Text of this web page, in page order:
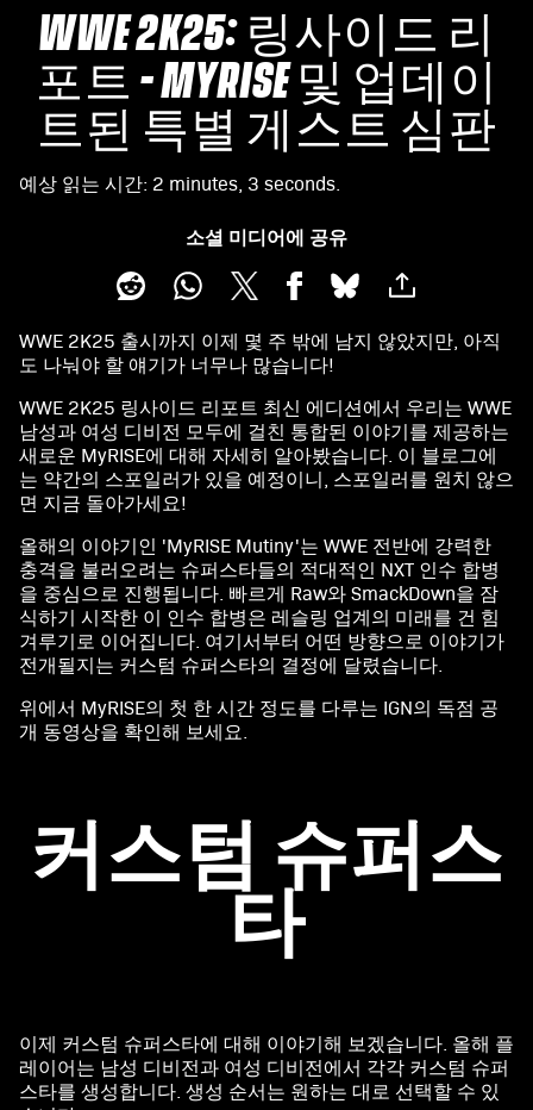
WWE 2K25: 링사이드 리
포트 - MYRISE 및 업데이
트된 특별 게스트 심판
예상 읽는 시간 2 minutes, 3 seconds
소셜 미디어에 공유
WWE 2K25 출시까지 이제 몇 주 밖에 남지 않았지만, 아직
도 나눠야 할 얘기가 너무나 많습니다!
WWE 2K25 링사이드 리포트 최신 에디션에서 우리는 WWE
남성과 여성 디비전 모두에 걸친 통합된 이야기를 제공하는
새로운 MyRISE에 대해 자세히 알아봤습니다. 이 블로그에
는 약간의 스포일러가 있을 예정이니, 스포일러를 원치 않으
면 지금 돌아가세요!
올해의 이야기인 'MyRISE Mutiny'는 WWE 전반에 강력한
충격을 불러오려는 슈퍼스타들의 적대적인 NXT 인수 합병
을 중심으로 진행됩니다. 빠르게 Raw와 SmackDown을 잠
식하기 시작한 이 인수 합병은 레슬링 업계의 미래를 건 힘
겨루기로 이어집니다. 여기서부터 어떤 방향으로 이야기가
전개될지는 커스텀 슈퍼스타의 결정에 달렸습니다.
위에서 MyRISE의 첫 한 시간 정도를 다루는 IGN의 독점 공
개 동영상을 확인해 보세요.
커스텀 슈퍼스
타
이제 커스텀 슈퍼스타에 대해 이야기해 보겠습니다. 올해 플
레이어는 남성 디비전과 여성 디비전에서 각각 커스텀 슈퍼
스타를 생성합니다. 생성 순서는 원하는 대로 선택할 수 있